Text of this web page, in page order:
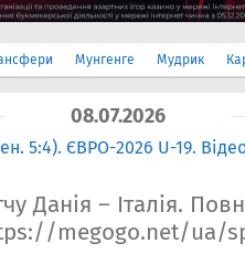
Мунгенге Мудрик
08.07.2026
5:4). ЄВРО-2026 U-19.
Данія – Італія.
megogo.net/ua/